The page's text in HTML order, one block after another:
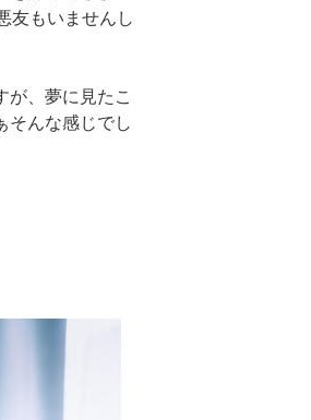
友もいませんし
が、夢に見たこ
そんな感じでし